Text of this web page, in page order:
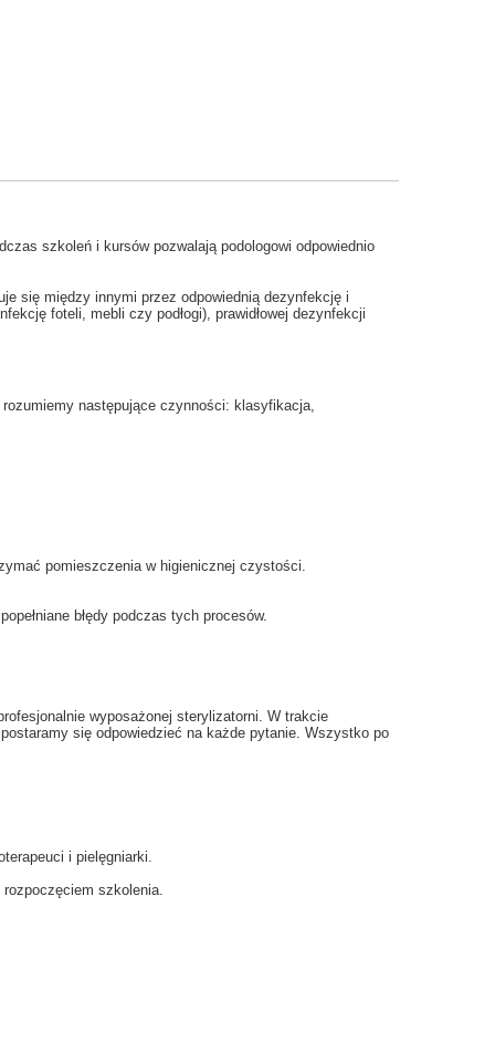
szkoleń i kursów pozwalają podologowi odpowiednio
się między innymi przez odpowiednią dezynfekcję i
foteli, mebli czy podłogi), prawidłowej dezynfekcji
następujące czynności: klasyfikacja,
pomieszczenia w higienicznej czystości.
błędy podczas tych procesów.
wyposażonej sterylizatorni. W trakcie
się odpowiedzieć na każde pytanie. Wszystko po
i pielęgniarki.
szkolenia.